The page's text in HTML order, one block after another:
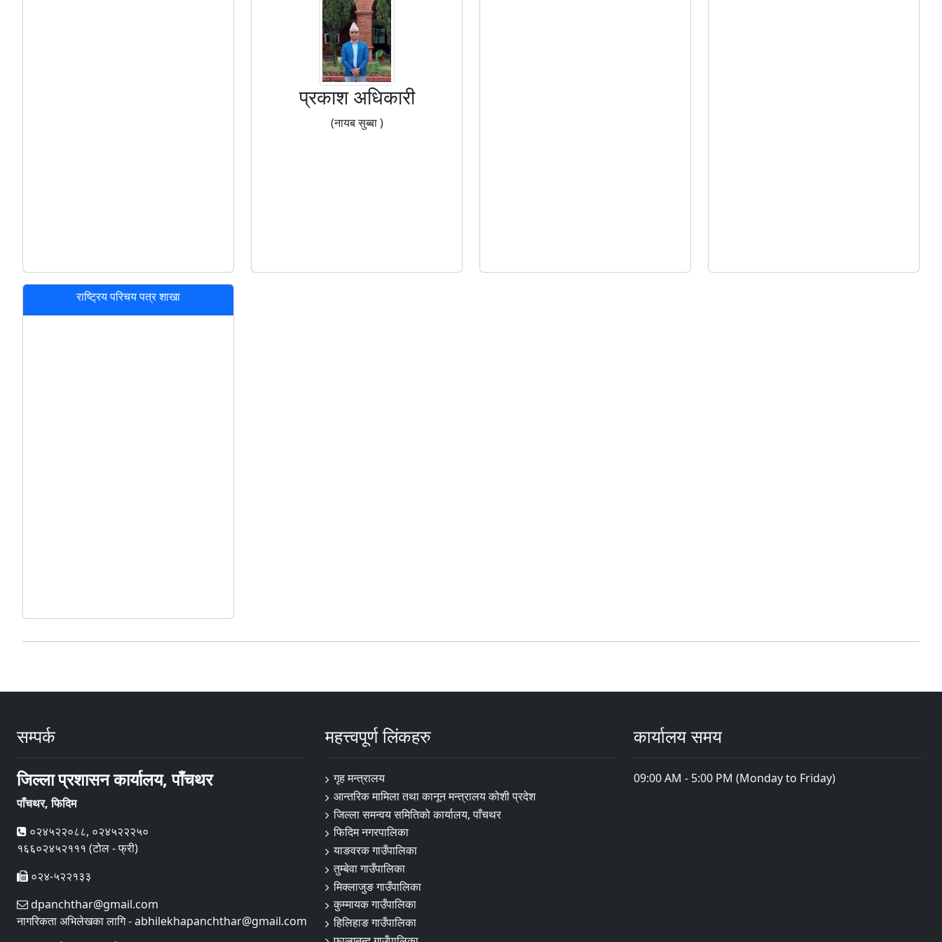
प्रकाश अधिकारी
(नायब सुब्बा )
राष्ट्रिय परिचय पत्र शाखा
सम्पर्क
जिल्ला प्रशासन कार्यालय, पाँचथर
पाँचथर, फिदिम
०२४५२२०८८, ०२४५२२२५०
१६६०२४५२१११ (टोल - फ्री)
०२४-५२२१३३
dpanchthar@gmail.com
नागरिकता अभिलेखका लागि - abhilekhapanchthar@gmail.com
महत्त्वपूर्ण लिंकहरु
गृह मन्त्रालय
आन्तरिक मामिला तथा कानून मन्त्रालय कोशी प्रदेश
जिल्ला समन्वय समितिको कार्यालय, पाँचथर
फिदिम नगरपालिका
याङवरक गाउँपालिका
तुम्बेवा गाउँपालिका
मिक्लाजुङ गाउँपालिका
कुम्मायक गाउँपालिका
हिलिहाङ गाउँपालिका
कार्यालय समय
09:00 AM - 5:00 PM (Monday to Friday)